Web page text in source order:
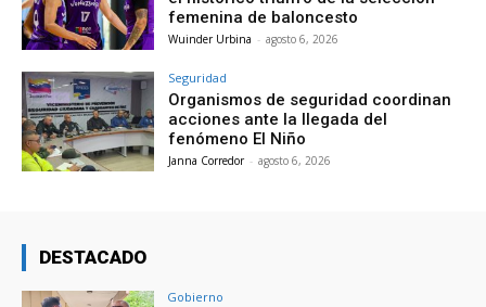
femenina de baloncesto
Wuinder Urbina - agosto 6, 2026
Seguridad
Organismos de seguridad coordinan
acciones ante la llegada del
fenómeno El Niño
Janna Corredor - agosto 6, 2026
DESTACADO
Gobierno